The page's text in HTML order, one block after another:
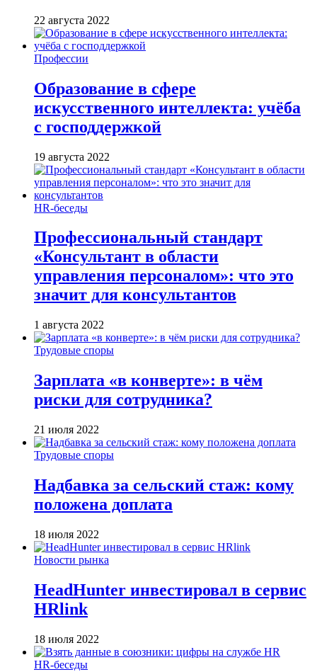
22 августа 2022
Профессии
Образование в сфере
искусственного интеллекта: учёба
с господдержкой
19 августа 2022
HR-беседы
Профессиональный стандарт
«Консультант в области
управления персоналом»: что это
значит для консультантов
1 августа 2022
Трудовые споры
Зарплата «в конверте»: в чём
риски для сотрудника?
21 июля 2022
Трудовые споры
Надбавка за сельский стаж: кому
положена доплата
18 июля 2022
Новости рынка
HeadHunter инвестировал в сервис
HRlink
18 июля 2022
HR-беседы